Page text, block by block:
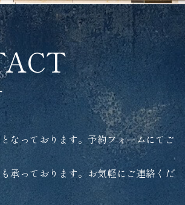
なっております。予約フォームにてご
承っております。お気軽にご連絡くだ